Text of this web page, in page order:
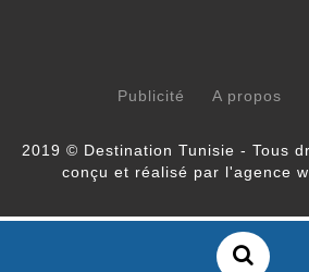
Publicité A propos
2019 © Destination Tunisie - Tous
conçu et réalisé par l'agence